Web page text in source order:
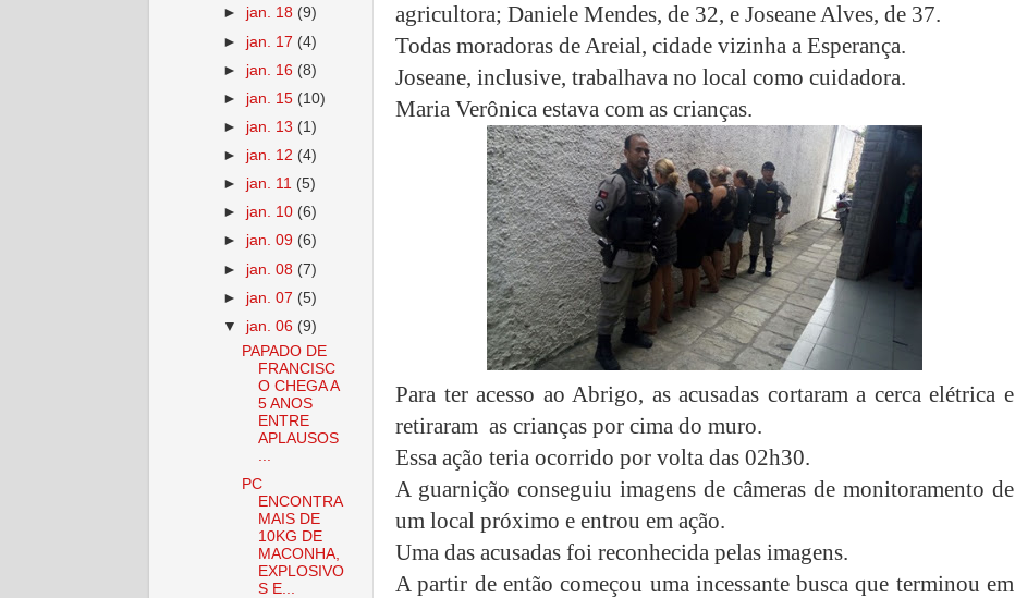
agricultora; Daniele Mendes, de 32, e Joseane Alves, de 37.
Todas moradoras de Areial, cidade vizinha a Esperança.
Joseane, inclusive, trabalhava no local como cuidadora.
Maria Verônica estava com as crianças.
Para ter acesso ao Abrigo, as acusadas cortaram a cerca elétrica e
retiraram as crianças por cima do muro.
Essa ação teria ocorrido por volta das 02h30.
A guarnição conseguiu imagens de câmeras de monitoramento de
um local próximo e entrou em ação.
Uma das acusadas foi reconhecida pelas imagens.
A partir de então começou uma incessante busca que terminou em
► jan. 18 (9)
► jan. 17 (4)
► jan. 16 (8)
► jan. 15 (10)
► jan. 13 (1)
► jan. 12 (4)
► jan. 11 (5)
► jan. 10 (6)
► jan. 09 (6)
► jan. 08 (7)
► jan. 07 (5)
▼ jan. 06 (9)
PAPADO DE
FRANCISC
O CHEGA A
5 ANOS
ENTRE
APLAUSOS
PC
ENCONTRA
MAIS DE
10KG DE
MACONHA,
EXPLOSIVO
S E...